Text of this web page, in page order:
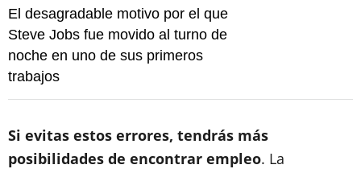
El desagradable motivo por el que
Steve Jobs fue movido al turno de
noche en uno de sus primeros
trabajos
Si evitas estos errores, tendrás más
posibilidades de encontrar empleo. La